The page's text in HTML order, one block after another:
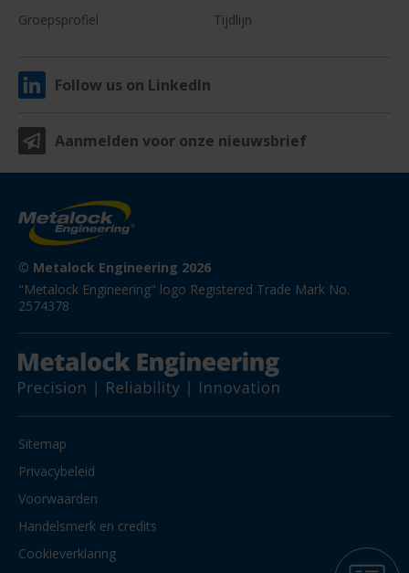
Groepsprofiel Tijdlijn
Follow us on LinkedIn
Aanmelden voor onze nieuwsbrief
© Metalock Engineering 2026
"Metalock Engineering" logo Registered Trade Mark No.
2574378
Sitemap
Privacybeleid
Voorwaarden
Handelsmerk en credits
Cookieverklaring